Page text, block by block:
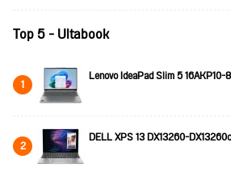
Top 5 - Ultabook
1 Lenovo IdeaPad Slim 5 16AKP10-
2 DELL XPS 13 DX13260-